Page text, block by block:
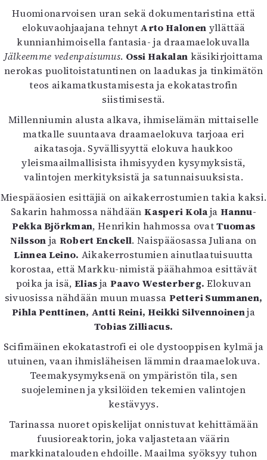
Lehdet
4/2026
2–3/2026
1/2026
6/2025
5/2025 saame
5/2025
Lehtiarkisto
Info
Tilaus ja irtonumerot
Yhteistyössä
Toimitus
Mediatiedot
Kaltio ry
Huomionarvoisen uran sekä dokumentaristina että
elokuvaohjaajana tehnyt Arto Halonen yllättää
kunnianhimoisella fantasia- ja draamaelokuvalla
Jälkeemme vedenpaisumus. Ossi Hakalan käsikirjoittama
nerokas puolitoistatuntinen on laadukas ja tinkimätön
teos aikamatkustamisesta ja ekokatastrofin
siistimisestä.
Millenniumin alusta alkava, ihmiselämän mittaiselle
matkalle suuntaava draamaelokuva tarjoaa eri
aikatasoja. Syvällisyyttä elokuva haukkoo
yleismaailmallisista ihmisyyden kysymyksistä,
valintojen merkityksistä ja satunnaisuuksista.
Miespääosien esittäjiä on aikakerrostumien takia kaksi.
Sakarin hahmossa nähdään Kasperi KolajaHannu-
Pekka Björkman, Henrikin hahmossa ovatTuomas
Nilsson ja Robert Enckell. Naispääosassa Juliana on
Linnea Leino. Aikakerrostumien ainutlaatuisuutta
korostaa, että Markku-nimistä päähahmoa esittävät
poika ja isä,EliasjaPaavo Westerberg. Elokuvan
sivuosissa nähdään muun muassa Petteri Summanen,
Pihla Penttinen, Antti Reini, Heikki Silvennoinenja
Tobias Zilliacus.
Scifimäinen ekokatastrofi ei ole dystooppisen kylmä ja
utuinen, vaan ihmisläheisen lämmin draamaelokuva.
Teemakysymyksenä on ympäristön tila, sen
suojeleminen ja yksilöiden tekemien valintojen
kestävyys.
Tarinassa nuoret opiskelijat onnistuvat kehittämään
fuusioreaktorin, joka valjastetaan väärin
markkinatalouden ehdoille. Maailma syöksyy tuhon